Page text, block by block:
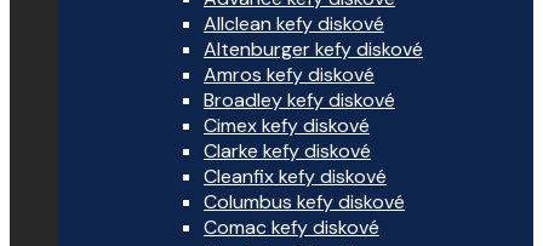
Allclean kefy diskové
Altenburger kefy diskové
Amros kefy diskové
Broadley kefy diskové
Cimex kefy diskové
Clarke kefy diskové
Cleanfix kefy diskové
Columbus kefy diskové
Comac kefy diskové